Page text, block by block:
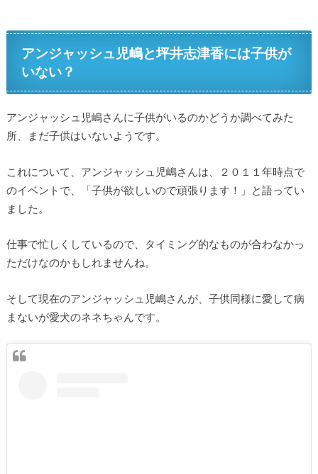
アンジャッシュ児嶋と坪井志津香には子供が
いない？
アンジャッシュ児嶋さんに子供がいるのかどうか調べてみた
所、まだ子供はいないようです。
これについて、アンジャッシュ児嶋さんは、２０１１年時点で
のイベントで、「子供が欲しいので頑張ります！」と語ってい
ました。
仕事で忙しくしているので、タイミング的なものが合わなかっ
ただけなのかもしれませんね。
そして現在のアンジャッシュ児嶋さんが、子供同様に愛して病
まないが愛犬のネネちゃんです。